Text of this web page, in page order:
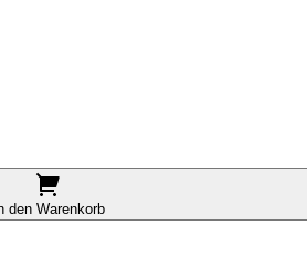
den Warenkorb